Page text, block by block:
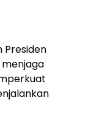
Presiden